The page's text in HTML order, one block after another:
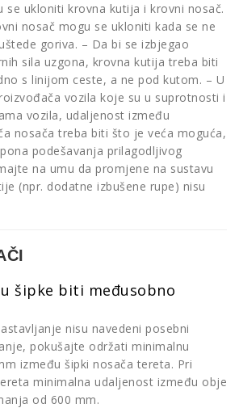
se ukloniti krovna kutija i krovni nosač.
nosač mogu se ukloniti kada se ne
goriva. – Da bi se izbjegao
sila uzgona, krovna kutija treba biti
s linijom ceste, a ne pod kutom. – U
vozila koje su u suprotnosti i
vozila, udaljenost između
nosača treba biti što je veća moguća,
podešavanja prilagodljivog
na umu da promjene na sustavu
(npr. dodatne izbušene rupe) nisu
šipke biti međusobno
nisu navedeni posebni
pokušajte održati minimalnu
između šipki nosača tereta. Pri
minimalna udaljenost između obje
od 600 mm.